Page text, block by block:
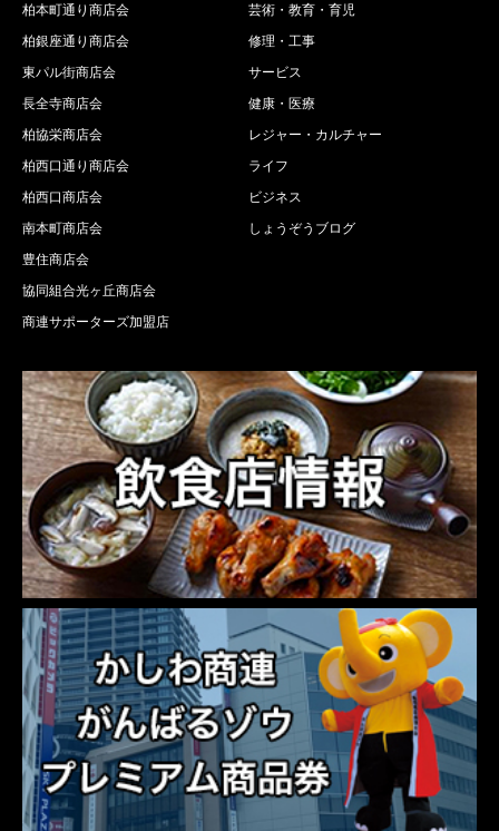
柏本町通り商店会
柏銀座通り商店会
東パル街商店会
長全寺商店会
柏協栄商店会
柏西口通り商店会
柏西口商店会
南本町商店会
豊住商店会
協同組合光ヶ丘商店会
商連サポーターズ加盟店
芸術・教育・育児
修理・工事
サービス
健康・医療
レジャー・カルチャー
ライフ
ビジネス
しょうぞうブログ